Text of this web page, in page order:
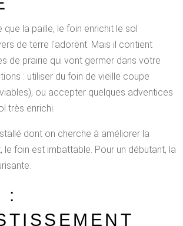
que la paille, le foin enrichit le sol
de terre l'adorent. Mais il contient
de prairie qui vont germer dans votre
: utiliser du foin de vieille coupe
ou accepter quelques adventices
très enrichi.
dont on cherche à améliorer la
le foin est imbattable. Pour un débutant, la
: